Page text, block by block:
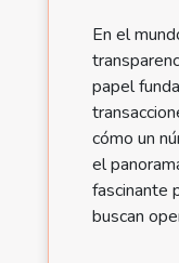
En el
papel
cómo un
el
fascinante
buscan